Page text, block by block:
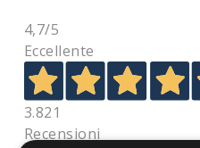
4,7/5
Eccellente
3.821
Recensioni